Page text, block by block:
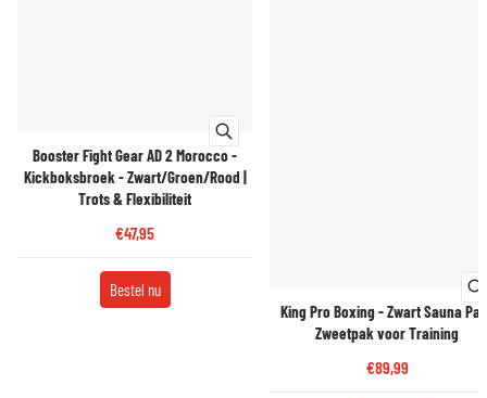
Booster Fight Gear AD 2 Morocco -
Kickboksbroek - Zwart/Groen/Rood |
Trots & Flexibiliteit
€47,95
Bestel nu
King Pro Boxing - Zwart Sauna
Zweetpak voor Training
€89,99